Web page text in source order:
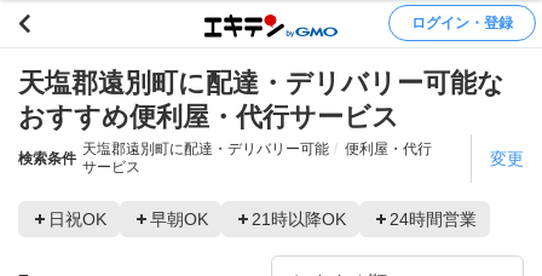
ログイン・登録
天塩郡遠別町に配達・デリバリー可能な
おすすめ便利屋・代行サービス
検索条件
天塩郡遠別町に配達・デリバリー可能
便利屋・代行
サービス
変更
日祝OK 早朝OK 21時以降OK 24時間営業